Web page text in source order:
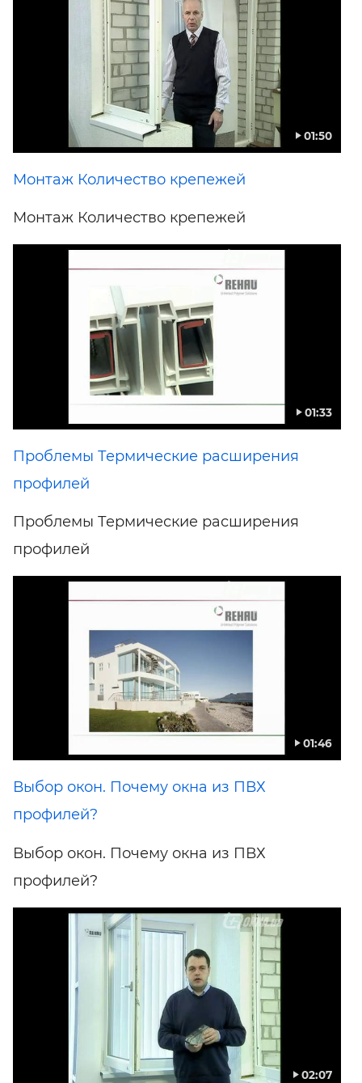
01:50
Монтаж Количество крепежей
Монтаж Количество крепежей
01:33
Проблемы Термические расширения
профилей
Проблемы Термические расширения
профилей
01:46
Выбор окон. Почему окна из ПВХ
профилей?
Выбор окон. Почему окна из ПВХ
профилей?
02:07